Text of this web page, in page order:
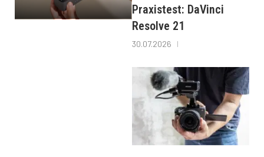
Praxistest: DaVinci
Resolve 21
30.07.2026